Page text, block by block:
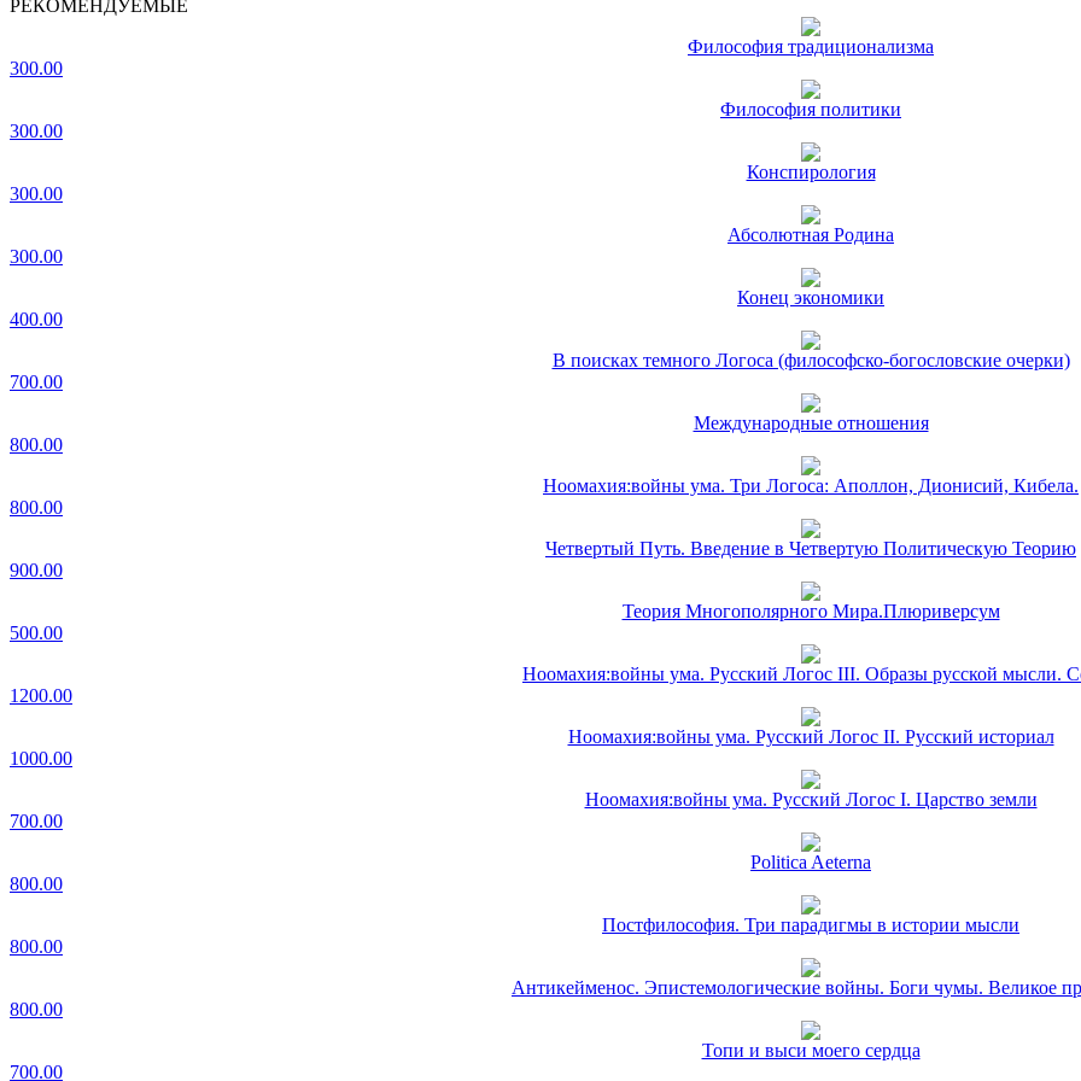
РЕКОМЕНДУЕМЫЕ
Философия традиционализма
300.00
Философия политики
300.00
Конспирология
300.00
Абсолютная Родина
300.00
Конец экономики
400.00
В поисках темного Логоса (философско-богословские очерки)
700.00
Международные отношения
800.00
Ноомахия:войны ума. Три Логоса: Аполлон, Дионисий, Кибела.
800.00
Четвертый Путь. Введение в Четвертую Политическую Теорию
900.00
Теория Многополярного Мира.Плюриверсум
500.00
Ноомахия:войны ума. Русский Логос III. Образы русской мысли.
1200.00
Ноомахия:войны ума. Русский Логос II. Русский историал
1000.00
Ноомахия:войны ума. Русский Логос I. Царство земли
700.00
Politica Aeterna
800.00
Постфилософия. Три парадигмы в истории мысли
800.00
Антикейменос. Эпистемологические войны. Боги чумы. Великое
800.00
Топи и выси моего сердца
700.00